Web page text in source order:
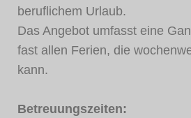
beruflichem Urlaub.
Das Angebot umfasst eine
fast allen Ferien, die
kann.
Betreuungszeiten: